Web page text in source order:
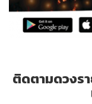
ติดตามดวงร